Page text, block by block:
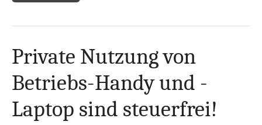
Private Nutzung von
Betriebs-Handy und -
Laptop sind steuerfrei!